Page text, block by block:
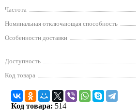
Частота
Номинальная отключающая способность
Особенности доставки
Доступность
Код товара
Код товара: 514